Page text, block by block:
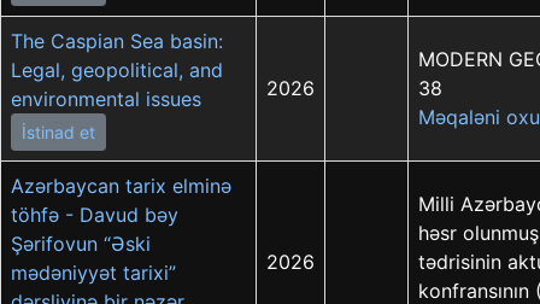
The Caspian Sea basin:
Legal, geopolitical, and
environmental issues
İstinad et
2026
MODERN
38
Məqaləni oxu
Azərbaycan tarix elminə
töhfə - Davud bəy
Şərifovun “Əski
mədəniyyət tarixi”
2026
Milli
həsr
tədrisinin